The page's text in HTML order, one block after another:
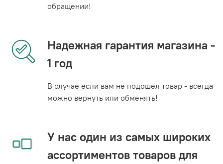
обращении!
Надежная гарантия магазина -
1 год
В случае если вам не подошел товар - всегда
можно вернуть или обменять!
У нас один из самых широких
ассортиментов товаров для